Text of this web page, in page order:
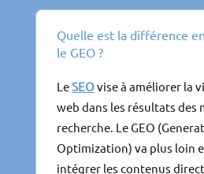
Quelle est la différence
le GEO ?
LeSEOvise à améliorer la
web dans les résultats des
recherche. Le GEO
Optimization) va plus loin
intégrer les contenus